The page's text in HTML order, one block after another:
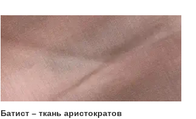
Батист – ткань аристократов